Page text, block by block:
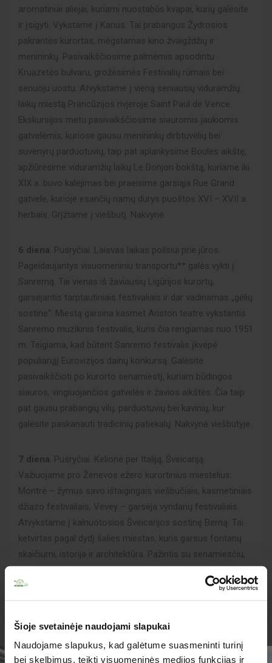
Šioje svetainėje naudojami slapukai
Naudojame slapukus, kad galėtume suasmeninti turinį
bei skelbimus, teikti visuomeninės medijos funkcijas ir
aromatiniai aliejai, kuriami nuostabūs kvapai, kurių galėsite
ir įsigyti. Vykstame į Kanus. Tai prabangus Žydrosios
pakrantės kurortas, mėgstamas kino žvaigždžių ir
menininkų. Pasivaikščiosime palmėmis apsodintu
Kruazetės bulvaru, grožėsimės Festivalių rūmais bei
senuoju uostu. Atvykstame į vieną seniausių viduramžių
laikų miestą Prancūzijos rivjeroje Saint Paul de Vence.
Ekskursijos metu pasivaikščiosime siauromis jaukiomis
gatvelėmis, kuriose gausu menininkų dirbtuvėlių bei
suvenyrų parduotuvių, taip pat aplankysime Boules aikštę,
apžiūrėsime viduramžių laikų Le Donjon bokštą, kuriame iki
XIX a. buvo kalėjimas bei praeisime garsiąja Rue Grand
gatvele, kurioje esančių namų durys puoštos XVI – XVII a.
herbais. Grįžtame į viešbutį. Nakvynė.
6 diena . Pusryčiai. Laisvas laikas poilsiui prie jūros.
Pageidaujantys visuomeniniu transportu** galės vykti į
Sanremą. Tai vienas iš žaviausių Ligūrijos kurortų,
garsėjantis tarptautiniais festivaliais ir dar vadinamas „gėlių
sostine“. Miestą garsina kasmet Ariston teatre vykstantis
Sanremo muzikinis festivalis, kuris čia rengiamas nuo 1951
m. Teigiama, kad būtent Sanremo festivalis įkvėpė
populiarųjį Eurovizijos dainų konkursą. Galėsite
pasivaikščioti po kurorto senamiestį, kuriam būdingos
siauros, vingiuojančios gatvelės ir žavios aikštės. Čia taip
pat gausu prabangių vilų, parduotuvių bei kavinių, kur
galėsite paskanauti tradicinių patiekalų. Nakvynė viešbutyje.
7 diena . Pusryčiai. Kelionė per Italiją, Šveicariją.
Važiuojame pro Ženevos ežero kurortinius miestelius:
Montrė – žymus savo ištaigingais viešbučiais, kasmetiniais
džiazo festivaliais, Vevey – garsėja vyndarių festivaliais.
Atvykstame į kalnuotosios Šveicarijos sostinę Berną. Tai
ketvirtas pagal dydį šalies miestas, kuris garsus fontanų
skaičiumi, istorija ir architektūra. Pažintis su senamiesčiu,
kuris įtrauktas į UNESCO pasaulio paveldo sąrašą.
Pasivaikščiosime istorinio senamiesčio akmenimis
grįstomis gatvelėmis, apžiūrėsime Parlamento rūmus,
katedra bei viduramžių fontanais. Išvykstame link
Vokietijos. Nakvynė viešbutyje prie Miulūzo.